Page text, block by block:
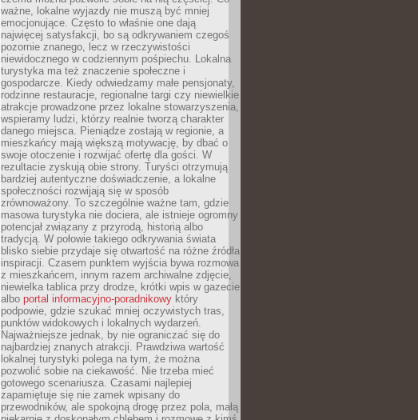
ważne, lokalne wyjazdy nie muszą być mniej
emocjonujące. Często to właśnie one dają
najwięcej satysfakcji, bo są odkrywaniem czegoś
pozornie znanego, lecz w rzeczywistości
niewidocznego w codziennym pośpiechu. Lokalna
turystyka ma też znaczenie społeczne i
gospodarcze. Kiedy odwiedzamy małe pensjonaty,
rodzinne restauracje, regionalne targi czy niewielkie
atrakcje prowadzone przez lokalne stowarzyszenia,
wspieramy ludzi, którzy realnie tworzą charakter
danego miejsca. Pieniądze zostają w regionie, a
mieszkańcy mają większą motywację, by dbać o
swoje otoczenie i rozwijać ofertę dla gości. W
rezultacie zyskują obie strony. Turyści otrzymują
bardziej autentyczne doświadczenie, a lokalne
społeczności rozwijają się w sposób
zrównoważony. To szczególnie ważne tam, gdzie
masowa turystyka nie dociera, ale istnieje ogromny
potencjał związany z przyrodą, historią albo
tradycją. W połowie takiego odkrywania świata
blisko siebie przydaje się otwartość na różne źródła
inspiracji. Czasem punktem wyjścia bywa rozmowa
z mieszkańcem, innym razem archiwalne zdjęcie,
niewielka tablica przy drodze, krótki wpis w gazecie
albo portal informacyjno-poradnikowy który
podpowie, gdzie szukać mniej oczywistych tras,
punktów widokowych i lokalnych wydarzeń.
Najważniejsze jednak, by nie ograniczać się do
najbardziej znanych atrakcji. Prawdziwa wartość
lokalnej turystyki polega na tym, że można
pozwolić sobie na ciekawość. Nie trzeba mieć
gotowego scenariusza. Czasami najlepiej
zapamiętuje się nie zamek wpisany do
przewodników, ale spokojną drogę przez pola, małą